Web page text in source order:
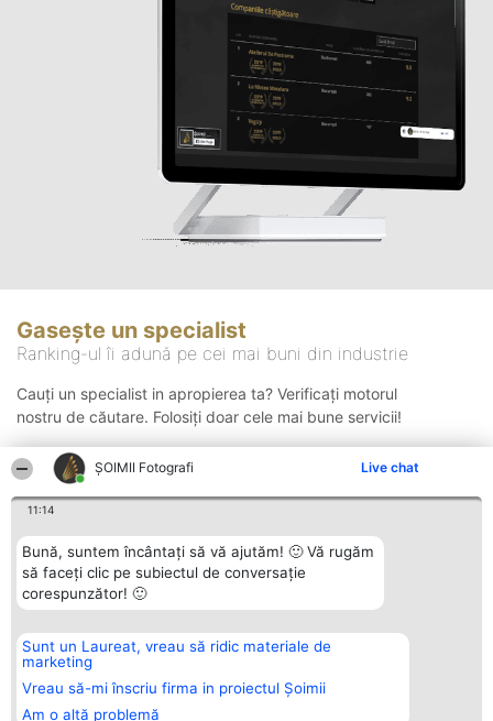
ȘOIMII Fotografi Live chat
11:14
Bună, suntem încântați să vă ajutăm! 🙂 Vă rugăm
să faceți clic pe subiectul de conversație
corespunzător! 🙂
Sunt un Laureat, vreau să ridic materiale de
marketing
Vreau să-mi înscriu firma in proiectul Șoimii
Am o altă problemă
Gasește un specialist
Ranking-ul îi adună pe cei mai buni din industrie
Cauți un specialist in apropierea ta? Verificați motorul
nostru de căutare. Folosiți doar cele mai bune servicii!
Organizator Ranking
BRIGHT SOLUTIONS BR SRL
Aleea Timisul De Sus 2 Bl. A30
Sc. A Et. 4 Ap. 13 Cod 061952
București
Plebiscyt
Lista Tuturor
Laureaților
Contact